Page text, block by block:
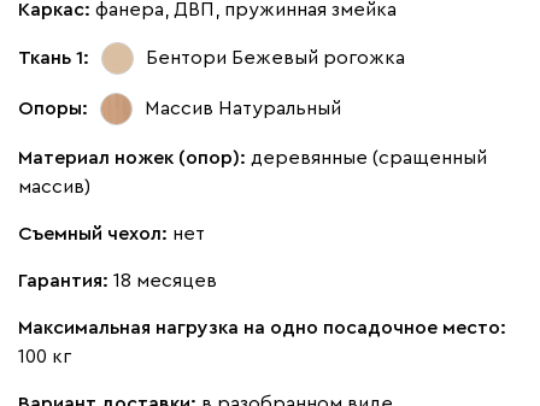
Кларинс
100
Каркас: фанера, ДВП, пружинная змейка
Ткань 1: Бентори Бежевый рогожка
Опоры: Массив Натуральный
Материал ножек (опор): деревянные (сращенный
массив)
Съемный чехол: нет
Гарантия: 18 месяцев
Максимальная нагрузка на одно посадочное место:
100 кг